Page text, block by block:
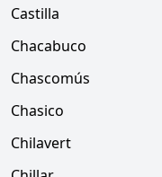
Castilla
Chacabuco
Chascomús
Chasico
Chilavert